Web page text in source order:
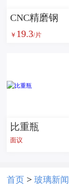
CNC精磨钢
化玻璃 智能
家居用 按需
￥ 19.3/片
比重瓶
面议
首页 > 玻璃新闻